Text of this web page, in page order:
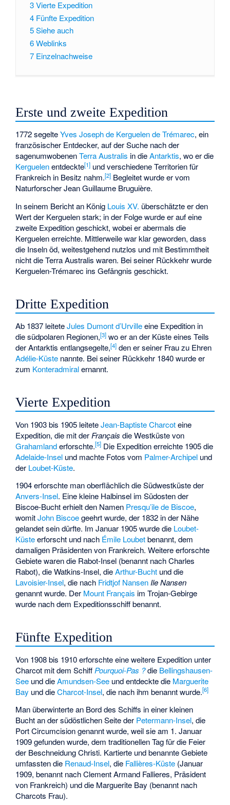
3Vierte Expedition
4 Fünfte Expedition
5Siehe auch
6Weblinks
7 Einzelnachweise
Erste und zweite Expedition
1772 segelteYves Joseph de Kerguelen de Trémarec, ein
französischer Entdecker, auf der Suche nach der
sagenumwobenenTerra Australis in dieAntarktis, wo er die
Kerguelenentdeckte[1] und verschiedene Territorien für
Frankreich in Besitz nahm.[2] Begleitet wurde er vom
NaturforscherJean Guillaume Bruguière.
In seinem Bericht an König Louis XV. überschätzte er den
Wert der Kerguelen stark; in der Folge wurde er auf eine
zweite Expedition geschickt, wobei er abermals die
Kerguelen erreichte. Mittlerweile war klar geworden, dass
die Inseln öd, weitestgehend nutzlos und mit Bestimmtheit
nicht die Terra Australis waren. Bei seiner Rückkehr wurde
Kerguelen-Trémarec ins Gefängnis geschickt.
Dritte Expedition
Ab 1837 leiteteJules Dumont d’Urvilleeine Expedition in
die südpolaren Regionen,[3] wo er an der Küste eines Teils
der Antarktis entlangsegelte,[4] den er seiner Frau zu Ehren
Adélie-Küste nannte. Bei seiner Rückkehr 1840 wurde er
zum Konteradmiralernannt.
Vierte Expedition
Von 1903 bis 1905 leiteteJean-Baptiste Charcoteine
Expedition, die mit der Français die Westküste von
Grahamlanderforschte.[5] Die Expedition erreichte 1905 die
Adelaide-Insel und machte Fotos vom Palmer-Archipel und
der Loubet-Küste.
1904 erforschte man oberflächlich die Südwestküste der
Anvers-Insel. Eine kleine Halbinsel im Südosten der
Biscoe-Buchterhielt den Namen Presqu’ile de Biscoe,
womitJohn Biscoegeehrt wurde, der 1832 in der Nähe
gelandet sein dürfte. Im Januar 1905 wurde die Loubet-
Küsteerforscht und nach Émile Loubetbenannt, dem
damaligen Präsidenten von Frankreich. Weitere erforschte
Gebiete waren die Rabot-Insel (benannt nachCharles
Rabot), dieWatkins-Insel, dieArthur-Bucht und die
Lavoisier-Insel, die nach Fridtjof Nansen Ile Nansen
genannt wurde. Der Mount Français imTrojan-Gebirge
wurde nach dem Expeditionsschiff benannt.
Fünfte Expedition
Von 1908 bis 1910 erforschte eine weitere Expedition unter
Charcot mit dem Schiff Pourquoi-Pas ?die Bellingshausen-
See und dieAmundsen-See und entdeckte die Marguerite
Bay und dieCharcot-Insel, die nach ihm benannt wurde.[6]
Man überwinterte an Bord des Schiffs in einer kleinen
Bucht an der südöstlichen Seite der Petermann-Insel, die
Port Circumcisiongenannt wurde, weil sie am 1. Januar
1909 gefunden wurde, dem traditionellen Tag für die Feier
der Beschneidung Christi. Kartierte und benannte Gebiete
umfassten die Renaud-Insel, die Fallières-Küste (Januar
1909, benannt nachClement Armand Fallieres, Präsident
von Frankreich) und die Marguerite Bay (benannt nach
Charcots Frau).